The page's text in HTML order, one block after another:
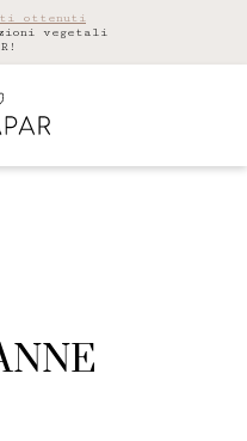
ottenuti
vegetali